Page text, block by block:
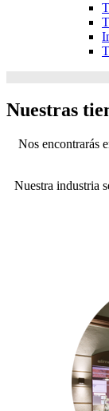
Nuestras
Nos encontrarás
Nuestra industria